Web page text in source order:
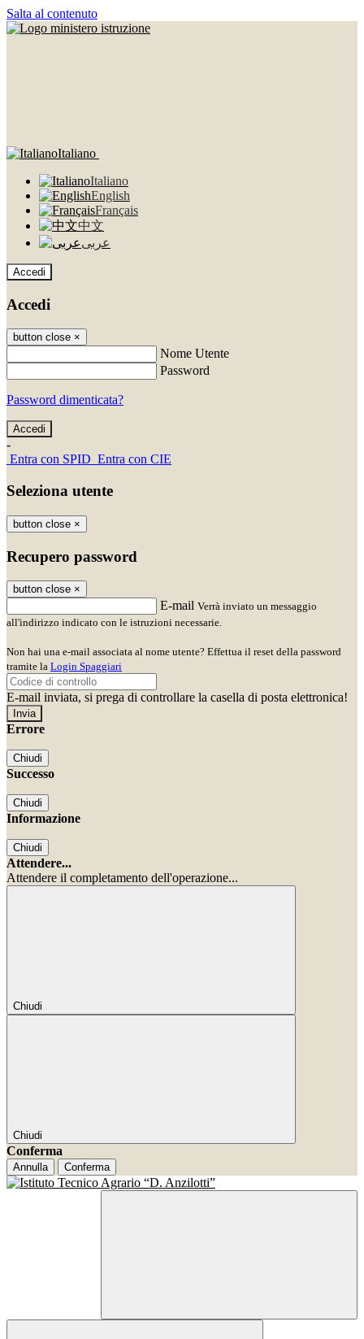
Salta al contenuto
Italiano
Italiano
English
Français
中文
عربى
Accedi
Accedi
button close ×
Nome Utente
Password
Password dimenticata?
-
Entra con SPID Entra con CIE
Seleziona utente
button close ×
Recupero password
button close ×
E-mail Verrà inviato un messaggio
all'indirizzo indicato con le istruzioni necessarie.
Non hai una e-mail associata al nome utente? Effettua il reset della password
tramite la Login Spaggiari
E-mail inviata, si prega di controllare la casella di posta elettronica!
Errore
Chiudi
Successo
Chiudi
Informazione
Chiudi
Attendere...
Attendere il completamento dell'operazione...
Chiudi
Chiudi
Conferma
Annulla Conferma